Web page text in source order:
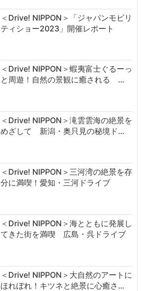
＜Drive! NIPPON＞「ジャパンモビリ
ティショー2023」開催レポート
＜Drive! NIPPON＞蝦夷富士ぐるーっ
と周遊！自然の景観に癒される …
＜Drive! NIPPON＞滝雲雲海の絶景を
めざして 新潟・奥只見の秘境ド…
＜Drive! NIPPON＞三河湾の絶景を存
分に満喫！愛知・三河ドライブ
＜Drive! NIPPON＞海とともに発展し
てきた街を満喫 広島・呉ドライブ
＜Drive! NIPPON＞大自然のアートに
ほれぼれ！キツネと絶景に心癒さ…